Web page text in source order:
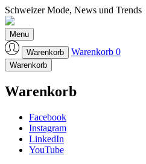
Schweizer Mode, News und Trends
Laufmeter-Shop
Menu
Warenkorb
Warenkorb 0
Warenkorb
Warenkorb
Facebook
Instagram
LinkedIn
YouTube